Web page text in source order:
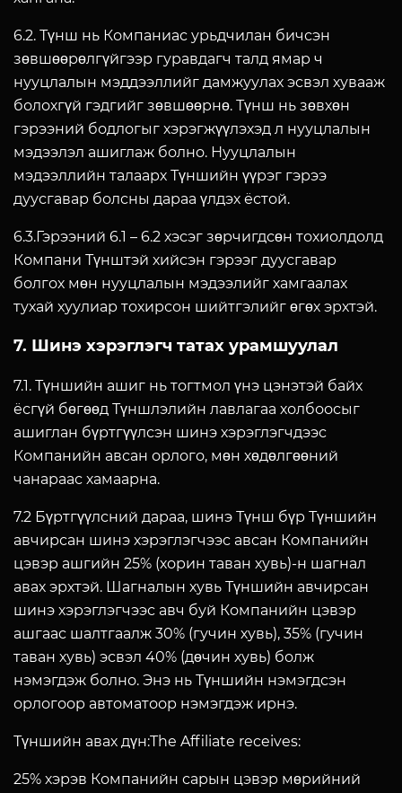
6.2. Түнш нь Компаниас урьдчилан бичсэн
зөвшөөрөлгүйгээр гуравдагч талд ямар ч
нууцлалын мэддээллийг дамжуулах эсвэл хувааж
болохгүй гэдгийг зөвшөөрнө. Түнш нь зөвхөн
гэрээний бодлогыг хэрэгжүүлэхэд л нууцлалын
мэдээлэл ашиглаж болно. Нууцлалын
мэдээллийн талаарх Түншийн үүрэг гэрээ
дуусгавар болсны дараа үлдэх ёстой.
6.3.Гэрээний 6.1 – 6.2 хэсэг зөрчигдсөн тохиолдолд
Компани Түнштэй хийсэн гэрээг дуусгавар
болгох мөн нууцлалын мэдээлийг хамгаалах
тухай хуулиар тохирсон шийтгэлийг өгөх эрхтэй.
7. Шинэ хэрэглэгч татах урамшуулал
7.1. Түншийн ашиг нь тогтмол үнэ цэнэтэй байх
ёсгүй бөгөөд Түншлэлийн лавлагаа холбоосыг
ашиглан бүртгүүлсэн шинэ хэрэглэгчдээс
Компанийн авсан орлого, мөн хөдөлгөөний
чанараас хамаарна.
7.2 Бүртгүүлсний дараа, шинэ Түнш бүр Түншийн
авчирсан шинэ хэрэглэгчээс авсан Компанийн
цэвэр ашгийн 25% (хорин таван хувь)-н шагнал
авах эрхтэй. Шагналын хувь Түншийн авчирсан
шинэ хэрэглэгчээс авч буй Компанийн цэвэр
ашгаас шалтгаалж 30% (гучин хувь), 35% (гучин
таван хувь) эсвэл 40% (дөчин хувь) болж
нэмэгдэж болно. Энэ нь Түншийн нэмэгдсэн
орлогоор автоматоор нэмэгдэж ирнэ.
Түншийн авах дүн:The Affiliate receives:
25% хэрэв Компанийн сарын цэвэр мөрийний